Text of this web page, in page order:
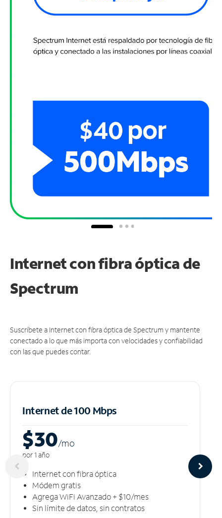
Internet con fibra óptica de
Spectrum
Suscríbete a Internet con fibra óptica de Spectrum y mantente
conectado a lo que más importa con velocidades y confiabilidad
con las que puedes contar.
Internet de 100 Mbps
$30/mo
por 1 año
Internet con fibra óptica
Módem gratis
Agrega WiFi Avanzado + $10/mes
Sin límite de datos, sin contratos